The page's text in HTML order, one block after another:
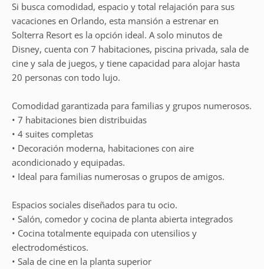
Si busca comodidad, espacio y total relajación para sus
vacaciones en Orlando, esta mansión a estrenar en
Solterra Resort es la opción ideal. A solo minutos de
Disney, cuenta con 7 habitaciones, piscina privada, sala de
cine y sala de juegos, y tiene capacidad para alojar hasta
20 personas con todo lujo.
Comodidad garantizada para familias y grupos numerosos.
• 7 habitaciones bien distribuidas
• 4 suites completas
• Decoración moderna, habitaciones con aire
acondicionado y equipadas.
• Ideal para familias numerosas o grupos de amigos.
Espacios sociales diseñados para tu ocio.
• Salón, comedor y cocina de planta abierta integrados
• Cocina totalmente equipada con utensilios y
electrodomésticos.
• Sala de cine en la planta superior